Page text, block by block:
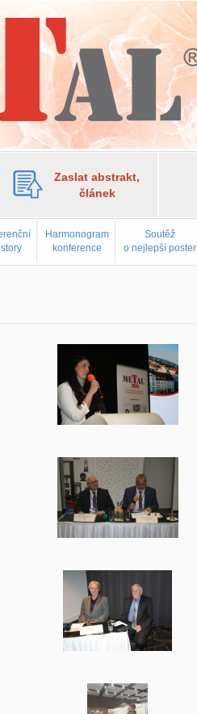
Zaslat abstrakt,
článek
Harmonogram
konference
Soutěž
o nejlepší poster